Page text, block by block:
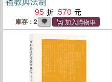
95
570
庫存：2